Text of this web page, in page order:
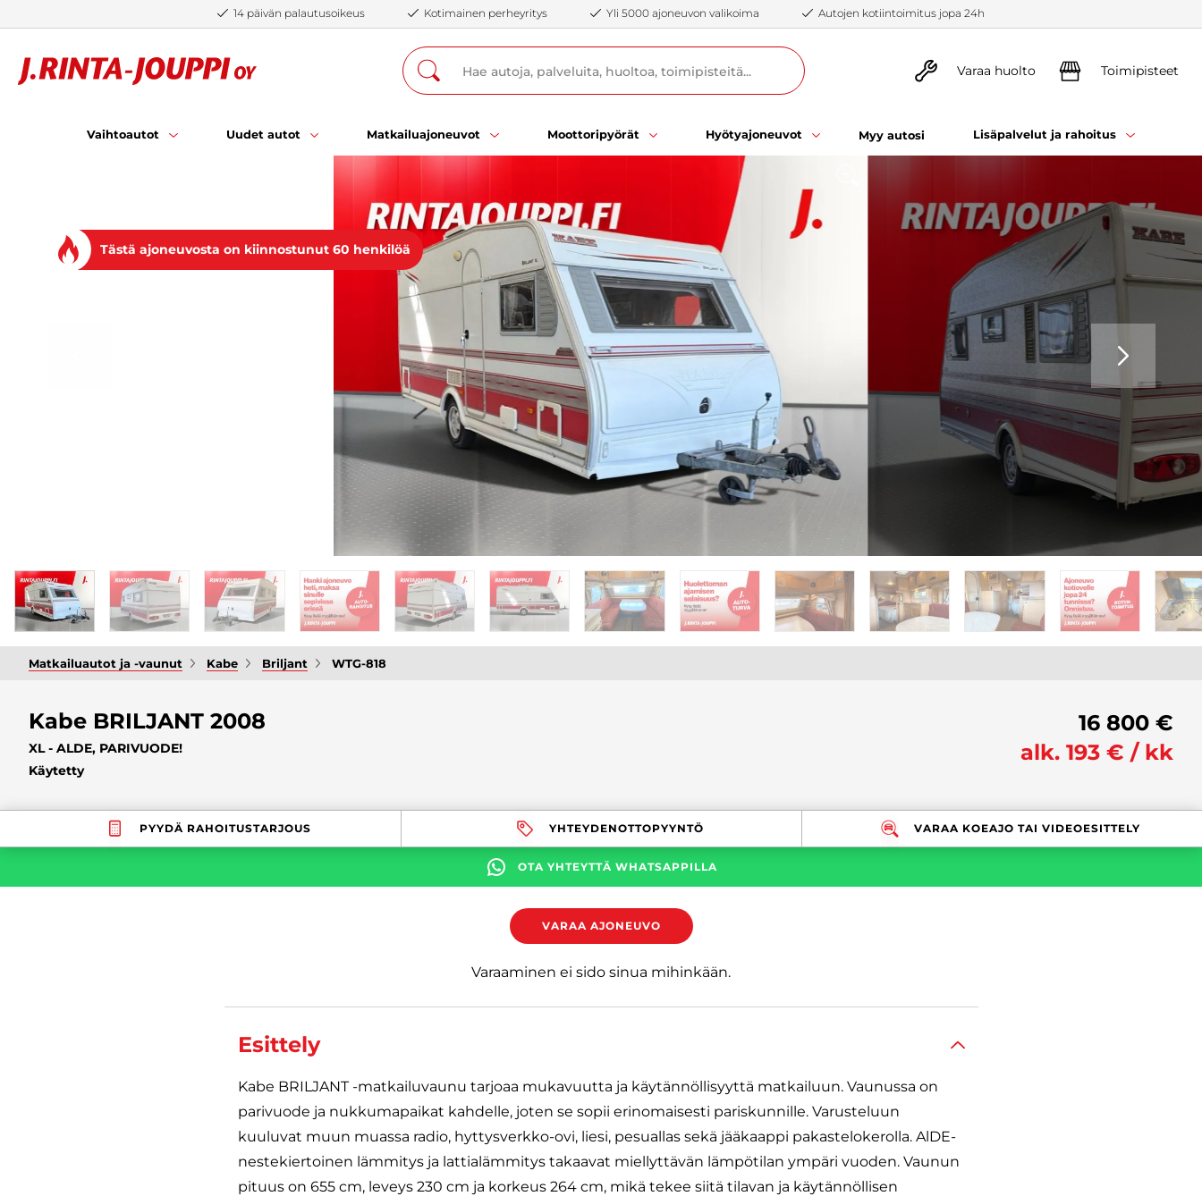
14 päivän palautusoikeus Kotimainen perheyritys Yli 5000 ajoneuvon valikoima Autojen kotiintoimitus jopa 24h
Varaa huolto Toimipisteet
Vaihtoautot Uudet autot Matkailuajoneuvot Moottoripyörät Hyötyajoneuvot Myy autosi Lisäpalvelut ja rahoitus
SEURAAVA
Tästä ajoneuvosta on kiinnostunut 60 henkilöä
Matkailuautot ja -vaunut Kabe Briljant WTG-818
Kabe BRILJANT 2008
XL - ALDE, PARIVUODE!
Käytetty
16 800 €
alk. 193 € / kk
PYYDÄ RAHOITUSTARJOUS YHTEYDENOTTOPYYNTÖ VARAA KOEAJO TAI VIDEOESITTELY
OTA YHTEYTTÄ WHATSAPPILLA
VARAA AJONEUVO
Varaaminen ei sido sinua mihinkään.
Esittely
Kabe BRILJANT -matkailuvaunu tarjoaa mukavuutta ja käytännöllisyyttä matkailuun. Vaunussa on
parivuode ja nukkumapaikat kahdelle, joten se sopii erinomaisesti pariskunnille. Varusteluun
kuuluvat muun muassa radio, hyttysverkko-ovi, liesi, pesuallas sekä jääkaappi pakastelokerolla. AlDE-
nestekiertoinen lämmitys ja lattialämmitys takaavat miellyttävän lämpötilan ympäri vuoden. Vaunun
pituus on 655 cm, leveys 230 cm ja korkeus 264 cm, mikä tekee siitä tilavan ja käytännöllisen